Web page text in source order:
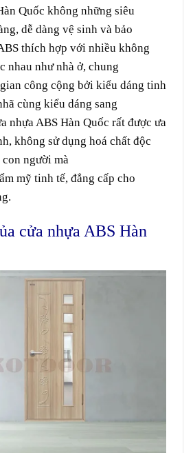
Quốc không những siêu
, dễ dàng vệ sinh và bảo
thích hợp với nhiều không
nhau nhưnhà ở, chung
công cộng bởi kiểu dáng tinh
cùng kiểu dáng sang
nhựa ABS Hàn Quốc rất được ưa
, không sử dụng hoá chất độc
con người mà
mỹ tinh tế, đẳng cấp cho
.
cửa nhựa ABS Hàn